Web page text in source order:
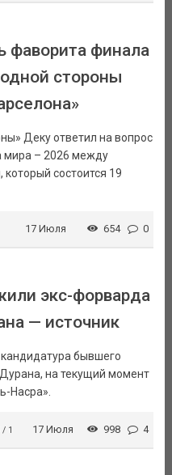
фаворита финала
стороны
Деку ответил на вопрос
мира – 2026 между
состоится 19
17 Июля 654 0
экс-форварда
— источник
бывшего
на текущий момент
Насра».
/ 1 17 Июля 998 4